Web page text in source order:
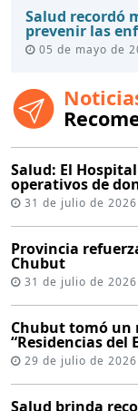
Salud recordó
prevenir las
05 de mayo de
Salud: El
operativos de
31 de julio de 2026
Provincia
Chubut
31 de julio de 2026
Chubut tomó un
“Residencias del
29 de julio de 2026
Salud brinda